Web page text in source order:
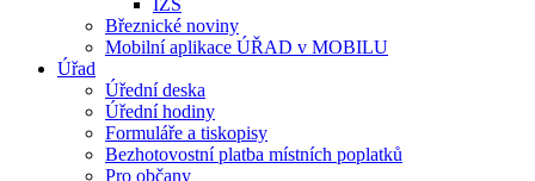
IZS
Březnické noviny
Mobilní aplikace ÚŘAD v MOBILU
Úřad
Úřední deska
Úřední hodiny
Formuláře a tiskopisy
Bezhotovostní platba místních poplatků
Pro občany